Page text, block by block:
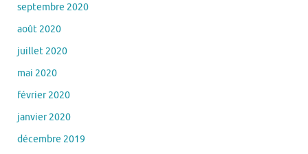
septembre 2020
août 2020
juillet 2020
mai 2020
février 2020
janvier 2020
décembre 2019